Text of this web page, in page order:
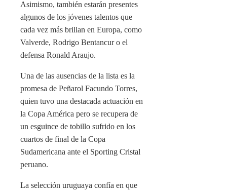
Asimismo, también estarán presentes
algunos de los jóvenes talentos que
cada vez más brillan en Europa, como
Valverde, Rodrigo Bentancur o el
defensa Ronald Araujo.
Una de las ausencias de la lista es la
promesa de Peñarol Facundo Torres,
quien tuvo una destacada actuación en
la Copa América pero se recupera de
un esguince de tobillo sufrido en los
cuartos de final de la Copa
Sudamericana ante el Sporting Cristal
peruano.
La selección uruguaya confía en que